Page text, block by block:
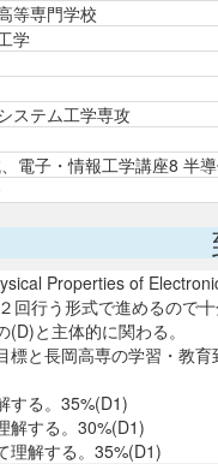
等専門学校
学
ステム工学専攻
電子・情報工学講座8 半
Properties of
回行う形式で進めるので
と主体的に関わる。
標と長岡高専の学習・教
する。35%(D1)
解する。30%(D1)
理解する。35%(D1)